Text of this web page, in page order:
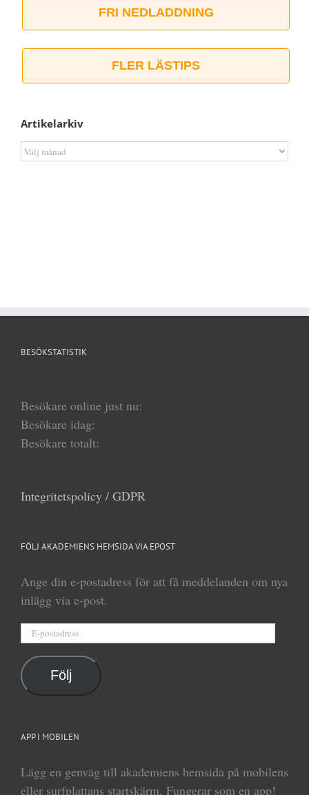
FRI NEDLADDNING
FLER LÄSTIPS
Artikelarkiv
Artikelarkiv
BESÖKSTATISTIK
Besökare online just nu:
Besökare idag:
Besökare totalt:
Integritetspolicy / GDPR
FÖLJ AKADEMIENS HEMSIDA VIA EPOST
Ange din e-postadress för att få meddelanden om nya
inlägg via e-post.
postadress
Följ
APP I MOBILEN
Lägg en genväg till akademiens hemsida på mobilens
eller surfplattans startskärm. Fungerar som en app!